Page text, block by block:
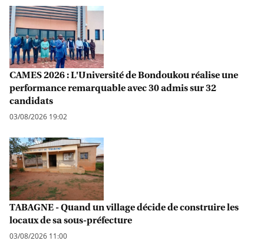
CAMES 2026 : L'Université de Bondoukou réalise une
performance remarquable avec 30 admis sur 32
candidats
03/08/2026 19:02
TABAGNE - Quand un village décide de construire les
locaux de sa sous-préfecture
03/08/2026 11:00